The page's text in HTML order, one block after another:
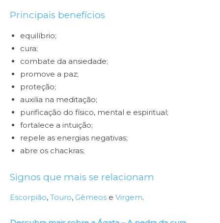
Principais benefícios
equilíbrio;
cura;
combate da ansiedade;
promove a paz;
proteção;
auxilia na meditação;
purificação do físico, mental e espiritual;
fortalece a intuição;
repele as energias negativas;
abre os chackras;
Signos que mais se relacionam
Escorpião, Touro, Gêmeos e Virgem.